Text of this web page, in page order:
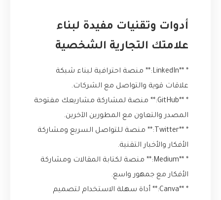
أدوات وتقنيات مفيدة لبناء
علامتك التجارية الشخصية
* **LinkedIn:** منصة احترافية لبناء شبكة
علاقات قوية والتواصل مع الشركات.
* **GitHub:** منصة لمشاركة مشاريعك مفتوحة
المصدر والتعاون مع المطورين الآخرين.
* **Twitter:** منصة للتواصل السريع ومشاركة
الأفكار والأخبار التقنية.
* **Medium:** منصة لكتابة المقالات ومشاركة
الأفكار مع جمهور واسع.
* **Canva:** أداة سهلة الاستخدام لتصميم